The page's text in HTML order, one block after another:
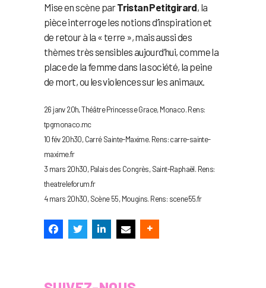
Mise en scène parTristan Petitgirard, la
pièce interroge les notions d’inspiration et
de retour à la « terre », mais aussi des
thèmes très sensibles aujourd’hui, comme la
place de la femme dans la société, la peine
de mort, ou les violences sur les animaux.
26 janv 20h, Théâtre Princesse Grace, Monaco. Rens:
tpgmonaco.mc
10 fév 20h30, Carré Sainte-Maxime. Rens: carre-sainte-
maxime.fr
3 mars 20h30, Palais des Congrès, Saint-Raphaël. Rens:
theatreleforum.fr
4 mars 20h30, Scène 55, Mougins. Rens: scene55.fr